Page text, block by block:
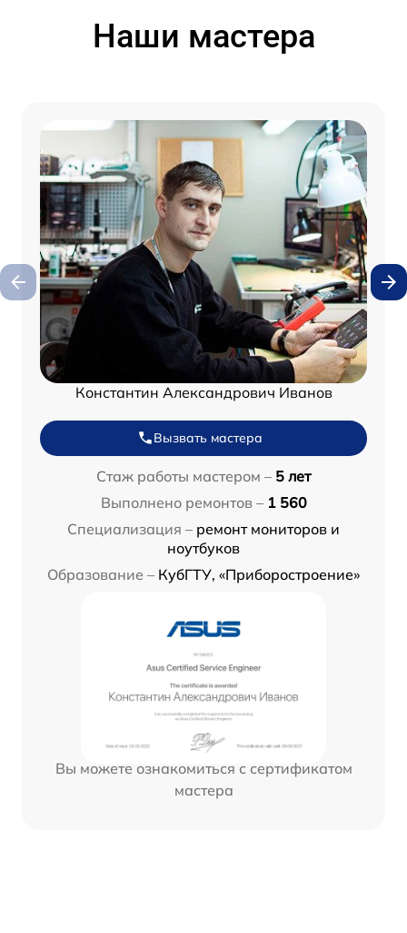
Наши мастера
Константин Александрович Иванов
Вызвать мастера
Стаж работы мастером – 5 лет
Выполнено ремонтов – 1 560
Специализация – ремонт мониторов и
ноутбуков
Образование – КубГТУ, «Приборостроение»
Вы можете ознакомиться с сертификатом
мастера